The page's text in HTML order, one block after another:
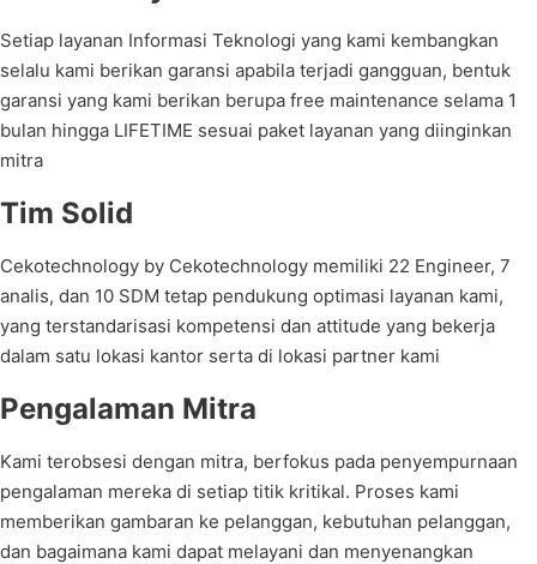
Setiap layanan Informasi Teknologi yang kami kembangkan
selalu kami berikan garansi apabila terjadi gangguan, bentuk
garansi yang kami berikan berupa free maintenance selama 1
bulan hingga LIFETIME sesuai paket layanan yang diinginkan
mitra
Tim Solid
Cekotechnology by Cekotechnology memiliki 22 Engineer, 7
analis, dan 10 SDM tetap pendukung optimasi layanan kami,
yang terstandarisasi kompetensi dan attitude yang bekerja
dalam satu lokasi kantor serta di lokasi partner kami
Pengalaman Mitra
Kami terobsesi dengan mitra, berfokus pada penyempurnaan
pengalaman mereka di setiap titik kritikal. Proses kami
memberikan gambaran ke pelanggan, kebutuhan pelanggan,
dan bagaimana kami dapat melayani dan menyenangkan